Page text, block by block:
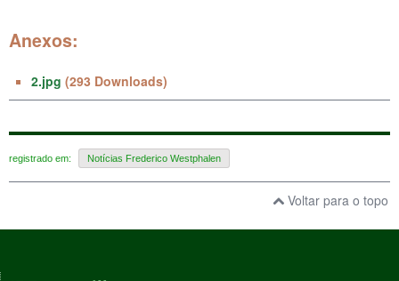
Anexos:
2.jpg (293 Downloads)
registrado em: Notícias Frederico Westphalen
Voltar para o topo